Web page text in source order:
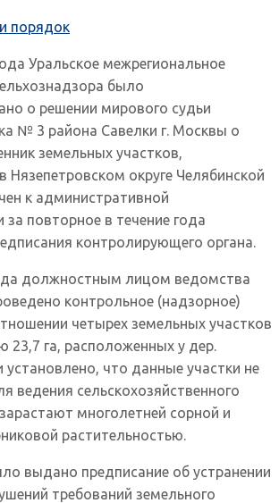
порядок
Уральское межрегиональное
было
о решении мирового судьи
№ 3 района Савелки г. Москвы о
земельных участков,
Нязепетровском округе Челябинской
к административной
за повторное в течение года
контролирующего органа.
должностным лицом ведомства
контрольное (надзорное)
четырех земельных участков
га, расположенных у дер.
что данные участки не
ведения сельскохозяйственного
многолетней сорной и
растительностью.
выдано предписание об устранении
требований земельного